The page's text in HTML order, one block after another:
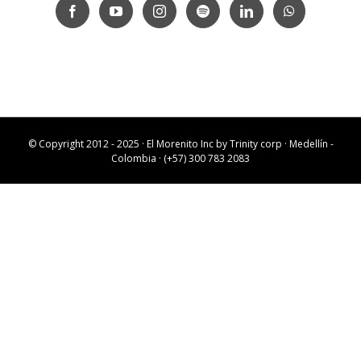
© Copyright 2012 - 2025 · El Morenito Inc byTrinity corp · Medellín -
Colombia · (+57) 300 783 2083